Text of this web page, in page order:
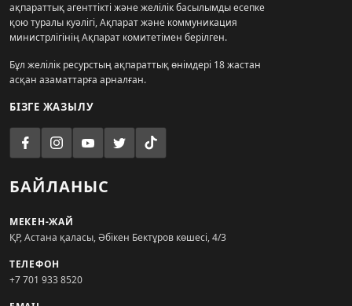
ақпараттық агенттікті және желілік басылымды есепке
қою туралы куәлігі, Ақпарат және коммуникация
министрлігінің Ақпарат комитетімен берілген.
Бұл желілік ресурстың ақпараттық өнімдері 18 жастан
асқан азаматтарға арналған.
БІЗГЕ ЖАЗЫЛУ
БАЙЛАНЫС
МЕКЕН-ЖАЙ
ҚР, Астана қаласы, Әбікен Бектұров көшесі, 4/3
ТЕЛЕФОН
+7 701 933 8520